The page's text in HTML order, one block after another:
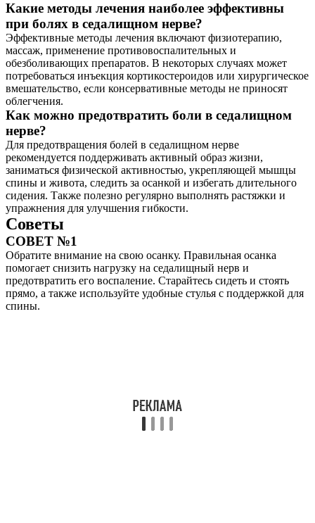
Какие методы лечения наиболее эффективны
при болях в седалищном нерве?
Эффективные методы лечения включают физиотерапию,
массаж, применение противовоспалительных и
обезболивающих препаратов. В некоторых случаях может
потребоваться инъекция кортикостероидов или хирургическое
вмешательство, если консервативные методы не приносят
облегчения.
Как можно предотвратить боли в седалищном
нерве?
Для предотвращения болей в седалищном нерве
рекомендуется поддерживать активный образ жизни,
заниматься физической активностью, укрепляющей мышцы
спины и живота, следить за осанкой и избегать длительного
сидения. Также полезно регулярно выполнять растяжки и
упражнения для улучшения гибкости.
Советы
СОВЕТ №1
Обратите внимание на свою осанку. Правильная осанка
помогает снизить нагрузку на седалищный нерв и
предотвратить его воспаление. Старайтесь сидеть и стоять
прямо, а также используйте удобные стулья с поддержкой для
спины.